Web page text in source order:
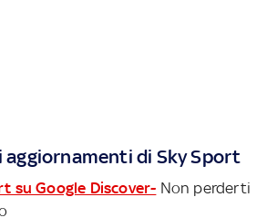
di Sky Sport
su Google Discover- Non perderti